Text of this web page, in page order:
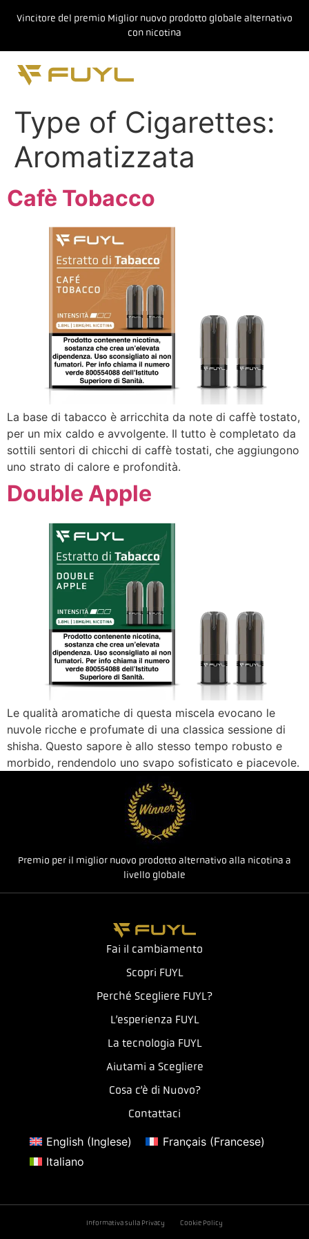
Vincitore del premio Miglior nuovo prodotto globale alternativo
con nicotina
Type of Cigarettes:
Aromatizzata
Cafè Tobacco
La base di tabacco è arricchita da note di caffè tostato,
per un mix caldo e avvolgente. Il tutto è completato da
sottili sentori di chicchi di caffè tostati, che aggiungono
uno strato di calore e profondità.
Double Apple
Le qualità aromatiche di questa miscela evocano le
nuvole ricche e profumate di una classica sessione di
shisha. Questo sapore è allo stesso tempo robusto e
morbido, rendendolo uno svapo sofisticato e piacevole.
Premio per il miglior nuovo prodotto alternativo alla nicotina a
livello globale
Fai il cambiamento
Scopri FUYL
Perché Scegliere FUYL?
L’esperienza FUYL
La tecnologia FUYL
Aiutami a Scegliere
Cosa c’è di Nuovo?
Contattaci
English (Inglese) Français(Francese)
Italiano
Informativa sulla Privacy Cookie Policy